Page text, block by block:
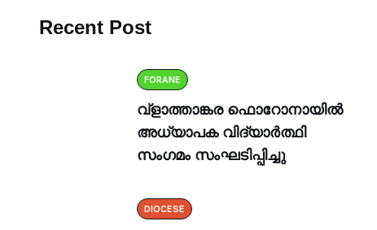
Recent Post
FORANE
വ്ളാത്താങ്കര ഫൊറോനായിൽ
അധ്യാപക വിദ്യാർത്ഥി
സംഗമം സംഘടിപ്പിച്ചു
DIOCESE